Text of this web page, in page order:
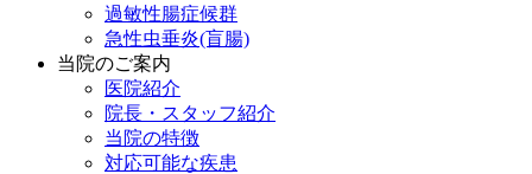
過敏性腸症候群
急性虫垂炎(盲腸)
当院のご案内
医院紹介
院長・スタッフ紹介
当院の特徴
対応可能な疾患